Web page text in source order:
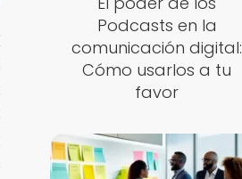
Podcasts en la
comunicación digital:
Cómo usarlos a tu
favor